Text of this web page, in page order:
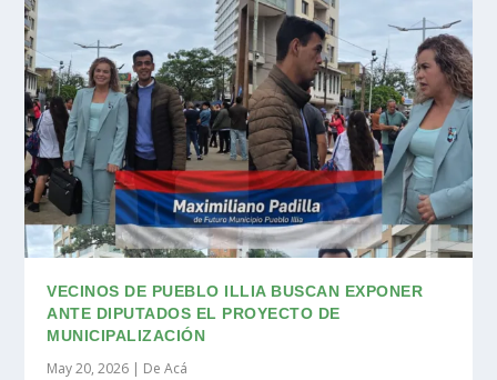
VECINOS DE PUEBLO ILLIA BUSCAN EXPONER
ANTE DIPUTADOS EL PROYECTO DE
MUNICIPALIZACIÓN
May 20, 2026 | De Acá